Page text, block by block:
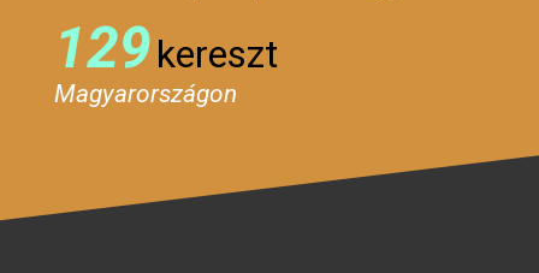
129kereszt
Magyarországon